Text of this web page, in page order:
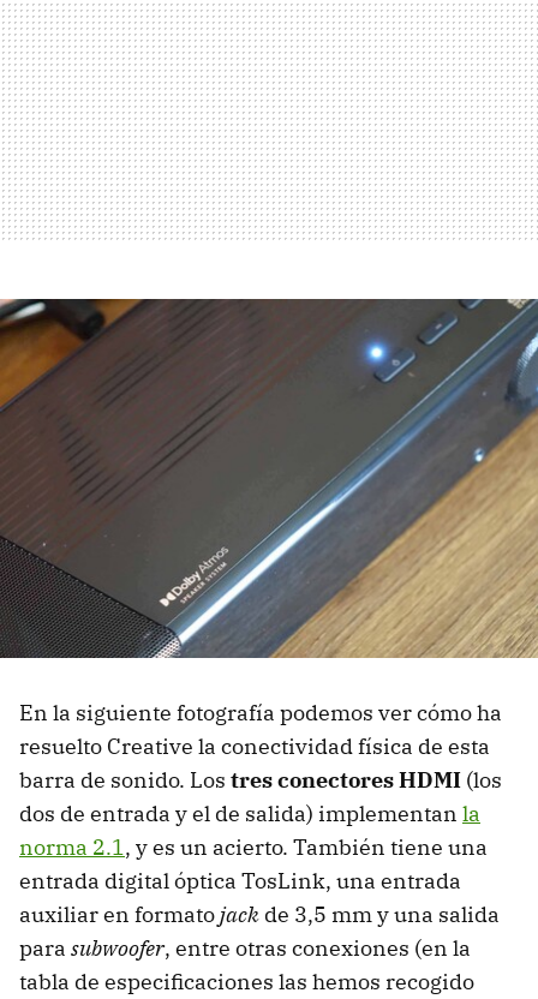
En la siguiente fotografía podemos ver cómo ha
resuelto Creative la conectividad física de esta
barra de sonido. Los tres conectores HDMI (los
dos de entrada y el de salida) implementan la
norma 2.1, y es un acierto. También tiene una
entrada digital óptica TosLink, una entrada
auxiliar en formatojack de 3,5 mm y una salida
para subwoofer, entre otras conexiones (en la
tabla de especificaciones las hemos recogido